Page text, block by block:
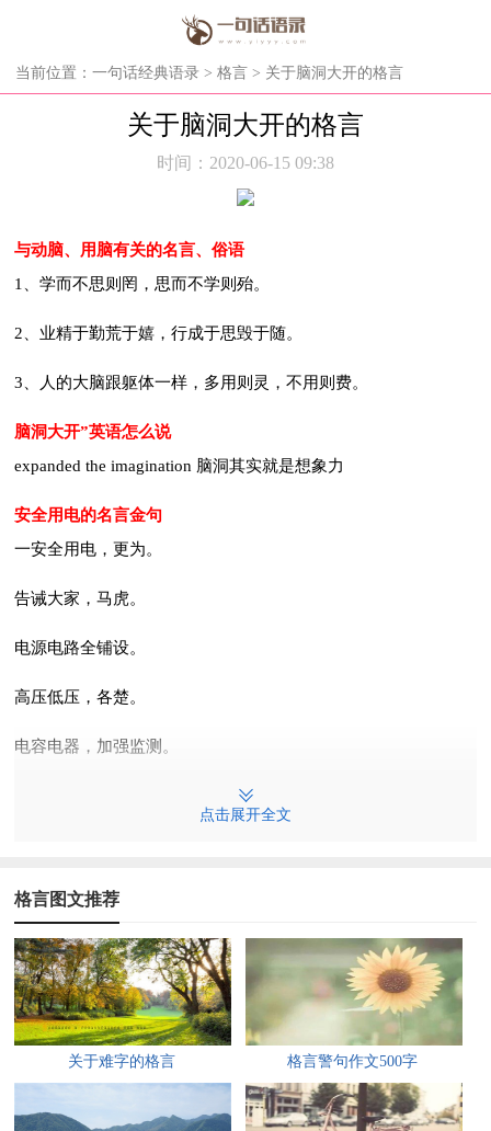
当前位置： 一句话经典语录 > 格言 > 关于脑洞大开的格言
关于脑洞大开的格言
时间：2020-06-15 09:38
与动脑、用脑有关的名言、俗语
1、学而不思则罔，思而不学则殆。
2、业精于勤荒于嬉，行成于思毁于随。
3、人的大脑跟躯体一样，多用则灵，不用则费。
脑洞大开”英语怎么说
expanded the imagination 脑洞其实就是想象力
安全用电的名言金句
一安全用电，更为。
告诫大家，马虎。
电源电路全铺设。
高压低压，各楚。
电容电器，加强监测。
低劣产品，易发事故。
停电送电，提前通知。
安全就绪，免出意外。
二野外作业，季节分明。
雨季用电，认真监护。
点击展开全文
格言图文推荐
关于难字的格言 格言警句作文500字